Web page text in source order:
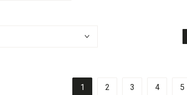
1 2 3 4 5